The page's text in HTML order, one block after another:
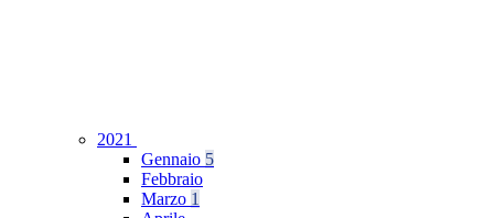
2021
Gennaio 5
Febbraio
Marzo 1